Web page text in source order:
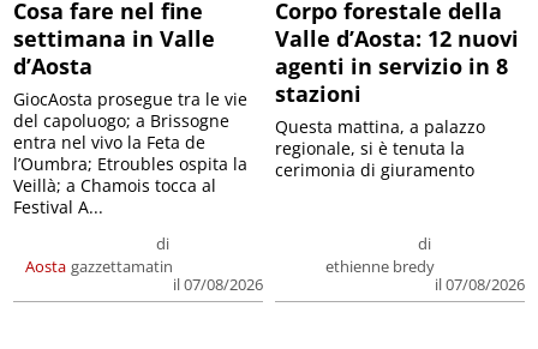
Cosa fare nel fine
settimana in Valle
d’Aosta
Aosta
di
gazzettamatin
il 07/08/2026
GiocAosta prosegue tra le vie
del capoluogo; a Brissogne
entra nel vivo la Feta de
l’Oumbra; Etroubles ospita la
Veillà; a Chamois tocca al
Festival A...
Corpo forestale della
Valle d’Aosta: 12 nuovi
agenti in servizio in 8
stazioni
di
ethienne bredy
il 07/08/2026
Questa mattina, a palazzo
regionale, si è tenuta la
cerimonia di giuramento